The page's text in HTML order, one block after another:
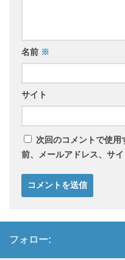
名前 ※
サイト
次回のコメントで使用
前、メールアドレス、サイ
フォロー: